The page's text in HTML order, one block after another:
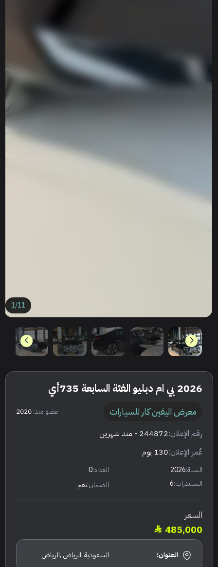
1/11
2026 بي ام دبليو الفئة السابعة 735أي
معرض اليفين كار للسيارات عضو منذ:2020
رقم الإعلان:244872 - منذ شهرين
عٌمر الإعلان:130 يوم
السنة:2026 العداد:0
السلندرات:6 الضمان:نعم
السعر
485,000
العنوان: السعودية ,الرياض ,الرياض